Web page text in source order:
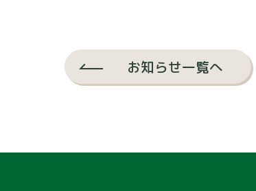
お知らせ一覧へ